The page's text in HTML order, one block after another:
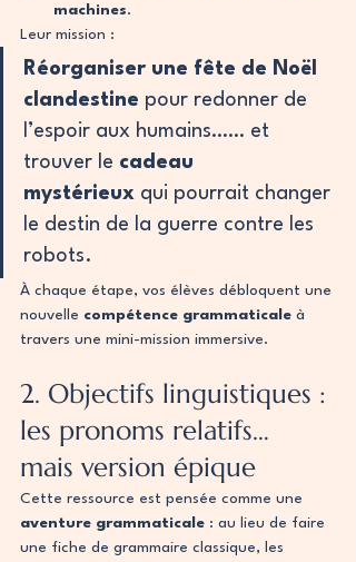
machines.
Leur mission :
Réorganiser une fête de Noël
clandestine pour redonner de
l’espoir aux humains…… et
trouver le cadeau
mystérieux qui pourrait changer
le destin de la guerre contre les
robots.
À chaque étape, vos élèves débloquent une
nouvelle compétence grammaticale à
travers une mini-mission immersive.
2. Objectifs linguistiques :
les pronoms relatifs…
mais version épique
Cette ressource est pensée comme une
aventure grammaticale : au lieu de faire
une fiche de grammaire classique, les